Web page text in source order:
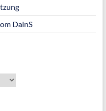
DainS